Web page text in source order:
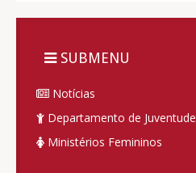
SUBMENU
Notícias
Departamento de Juventude
Ministérios Femininos